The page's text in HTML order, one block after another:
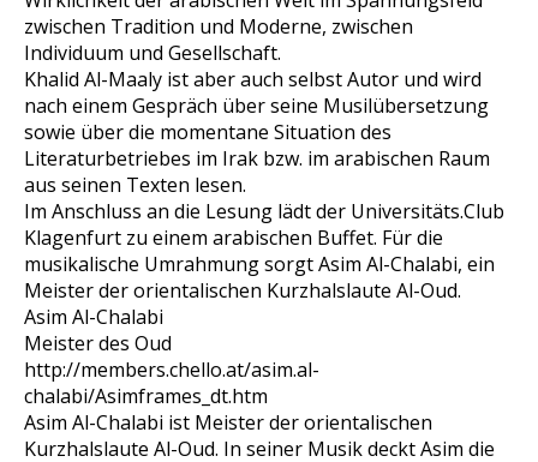
zwischen Tradition und Moderne, zwischen
Individuum und Gesellschaft.
Khalid Al-Maaly ist aber auch selbst Autor und wird
nach einem Gespräch über seine Musilübersetzung
sowie über die momentane Situation des
Literaturbetriebes im Irak bzw. im arabischen Raum
aus seinen Texten lesen.
Im Anschluss an die Lesung lädt der Universitäts.Club
Klagenfurt zu einem arabischen Buffet. Für die
musikalische Umrahmung sorgt Asim Al-Chalabi, ein
Meister der orientalischen Kurzhalslaute Al-Oud.
Asim Al-Chalabi
Meister des Oud
http://members.chello.at/asim.al-
chalabi/Asimframes_dt.htm
Asim Al-Chalabi ist Meister der orientalischen
Kurzhalslaute Al-Oud. In seiner Musik deckt Asim die